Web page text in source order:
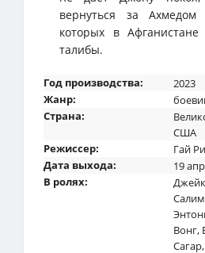
вернуться за
которых в
талибы.
Год производства:
2023
Жанр:
Страна:
США
Режиссер:
Гай
Дата выхода:
19
В ролях:
Салим
Вонг,
Сагар,